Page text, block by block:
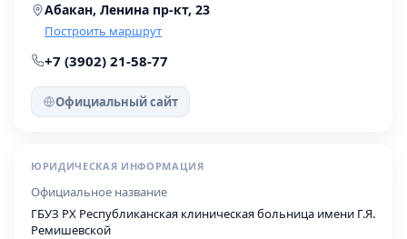
Абакан, Ленина пр-кт, 23
Построить маршрут
+7 (3902) 21-58-77
Официальный сайт
ЮРИДИЧЕСКАЯ ИНФОРМАЦИЯ
Официальное название
ГБУЗ РХ Республиканская клиническая больница имени Г.Я.
Ремишевской